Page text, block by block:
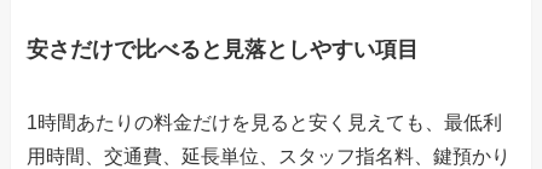
安さだけで比べると見落としやすい項目
1時間あたりの料金だけを見ると安く見えても、最低利
用時間、交通費、延長単位、スタッフ指名料、鍵預かり